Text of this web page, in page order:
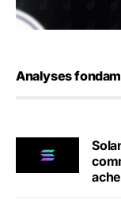
Analyses